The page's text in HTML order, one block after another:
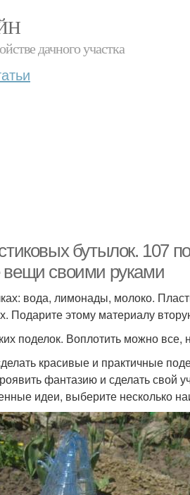
дачного участка
бутылок. 107
вещи своими руками
вода, лимонады, молоко.
Подарите этому материалу
поделок. Воплотить можно все,
красивые и практичные
фантазию и сделать свой
идеи, выберите несколько